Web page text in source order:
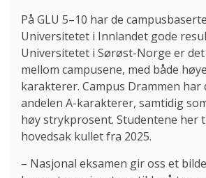
På GLU 5–10 har de
Universitetet i Innlandet gode
Universitetet i Sørøst-Norge er
mellom campusene, med både
karakterer. Campus Drammen har
andelen A-karakterer, samtidig
høy strykprosent. Studentene her
hovedsak kullet fra 2025.
– Nasjonal eksamen gir oss et